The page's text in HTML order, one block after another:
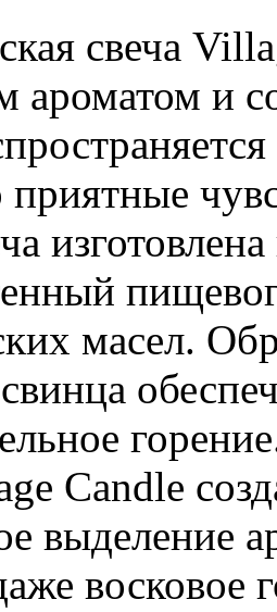
свеча
ароматом и
приятные
масел.
Candle
выделение
восковое